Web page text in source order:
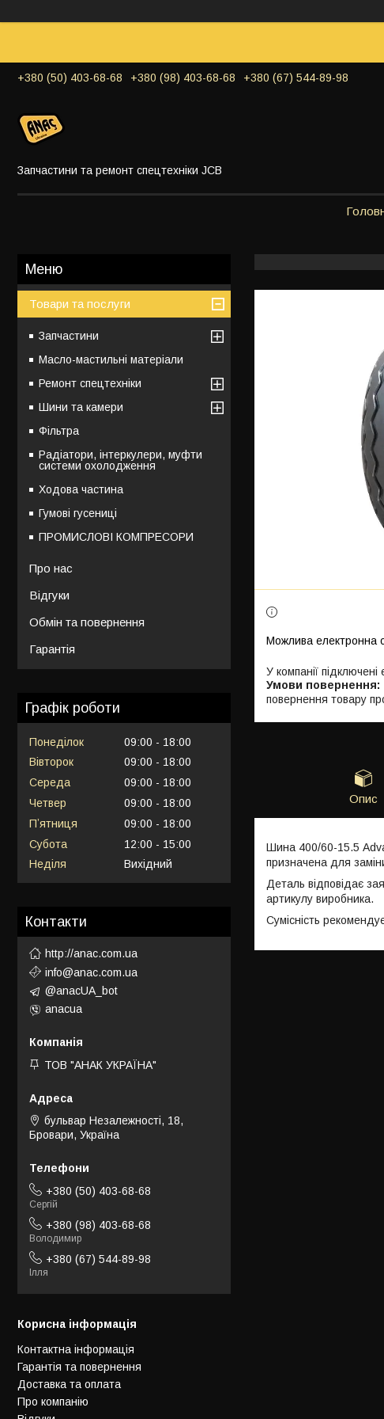
+380 (50) 403-68-68 +380 (98) 403-68-68 +380 (67) 544-89-98
Запчастини та ремонт спецтехніки JCB
У компанії
повернення товару
Опис
Шина 400/60-15.5
призначена для
Деталь відповідає
артикулу виробника.
Сумісність
Товари та послуги
Запчастини
Масло-мастильні матеріали
Ремонт спецтехніки
Шини та камери
Фільтра
Радіатори, інтеркулери, муфти
системи охолодження
Ходова частина
Гумові гусениці
ПРОМИСЛОВІ КОМПРЕСОРИ
Про нас
Відгуки
Обмін та повернення
Гарантія
Графік роботи
Понеділок 09:00
18:00
Вівторок
09:00
18:00
Середа
09:00
18:00
Четвер
09:00
18:00
Пʼятниця
09:00
18:00
Субота
12:00
15:00
Неділя
Вихідний
Контакти
http://anac.com.ua
info@anac.com.ua
@anacUA_bot
anacua
ТОВ "АНАК УКРАЇНА"
бульвар Незалежності, 18,
Бровари, Україна
+380 (50) 403-68-68
Сергій
+380 (98) 403-68-68
Володимир
+380 (67) 544-89-98
Ілля
Корисна інформація
Контактна інформація
Гарантія та повернення
Доставка та оплата
Про компанію